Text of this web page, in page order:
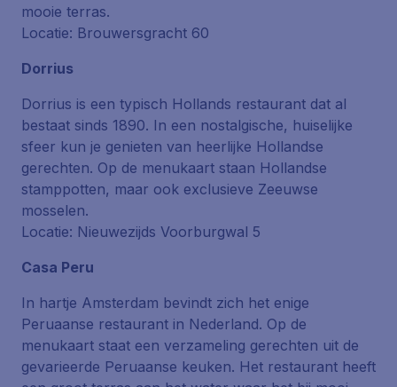
mooie terras.
Locatie: Brouwersgracht 60
Dorrius
Dorrius is een typisch Hollands restaurant dat al
bestaat sinds 1890. In een nostalgische, huiselijke
sfeer kun je genieten van heerlijke Hollandse
gerechten. Op de menukaart staan Hollandse
stamppotten, maar ook exclusieve Zeeuwse
mosselen.
Locatie: Nieuwezijds Voorburgwal 5
Casa Peru
In hartje Amsterdam bevindt zich het enige
Peruaanse restaurant in Nederland. Op de
menukaart staat een verzameling gerechten uit de
gevarieerde Peruaanse keuken. Het restaurant heeft